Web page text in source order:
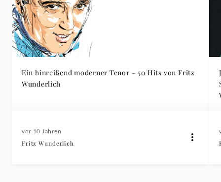
Ein hinreißend moderner Tenor – 50 Hits von Fritz
Wunderlich
vor 10 Jahren
Fritz Wunderlich